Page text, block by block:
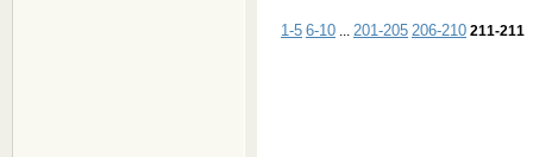
1-5 6-10 201-205 206-210 211-211